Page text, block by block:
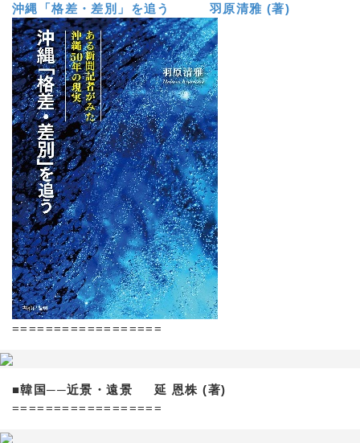
沖縄「格差・差別」を追う 羽原清雅 (著)
==================
■韓国──近景・遠景 延 恩株 (著)
==================